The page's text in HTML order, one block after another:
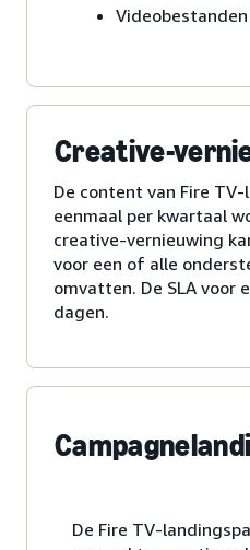
Creative-
De content van Fire
eenmaal per kwartaal
creative-vernieuwing
voor een of alle
omvatten. De SLA voor
dagen.
De Fire TV-